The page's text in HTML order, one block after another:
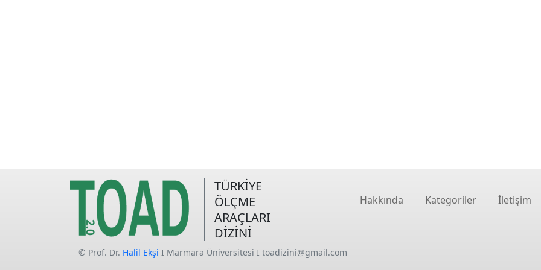
TÜRKİYE
ÖLÇME
ARAÇLARI
DİZİNİ
Hakkında Kategoriler İletişim
© Prof. Dr. Halil Ekşi I Marmara Üniversitesi I toadizini@gmail.com